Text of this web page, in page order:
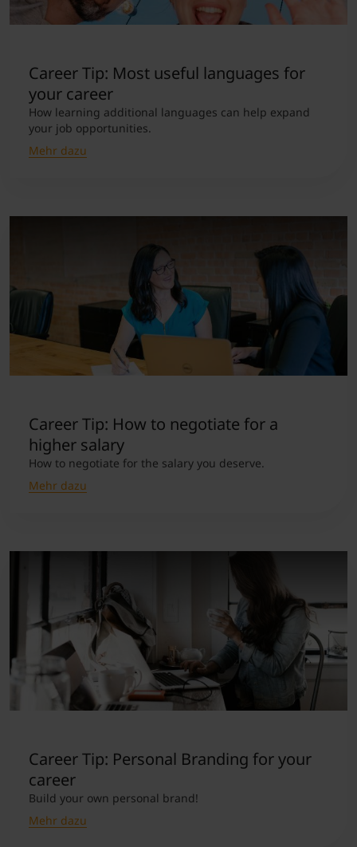
Career Tip: Most useful languages for
your career
How learning additional languages can help expand
your job opportunities.
Mehr dazu
Career Tip: How to negotiate for a
higher salary
How to negotiate for the salary you deserve.
Mehr dazu
Career Tip: Personal Branding for your
career
Build your own personal brand!
Mehr dazu